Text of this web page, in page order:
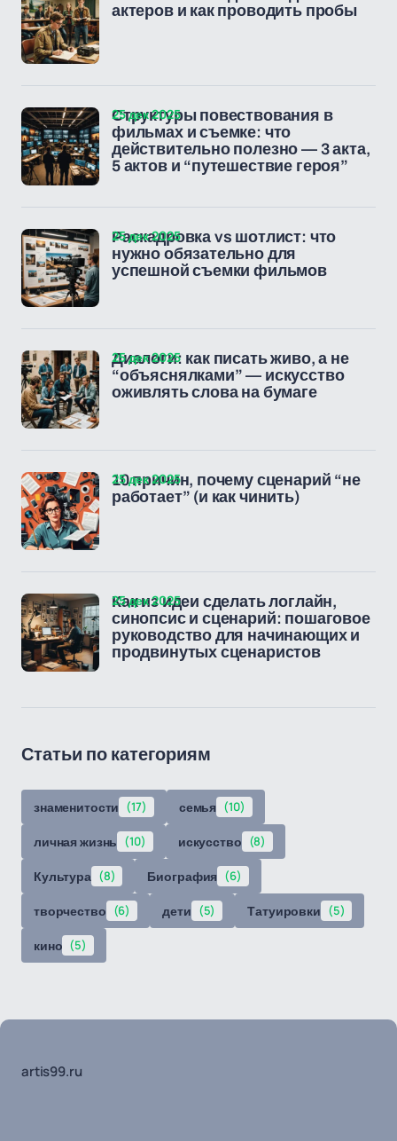
актеров и как проводить пробы
Структуры повествования в
фильмах и съемке: что
действительно полезно — 3 акта,
5 актов и “путешествие героя”
25 дек 2025
Раскадровка vs шотлист: что
нужно обязательно для
успешной съемки фильмов
25 дек 2025
Диалоги: как писать живо, а не
“объяснялками” — искусство
оживлять слова на бумаге
25 дек 2025
10 причин, почему сценарий “не
работает” (и как чинить)
25 дек 2025
Как из идеи сделать логлайн,
синопсис и сценарий: пошаговое
руководство для начинающих и
продвинутых сценаристов
25 дек 2025
Статьи по категориям
знаменитости (17) семья (10)
личная жизнь (10) искусство (8)
Культура (8) Биография (6)
творчество (6) дети (5) Татуировки (5)
кино (5)
artis99.ru